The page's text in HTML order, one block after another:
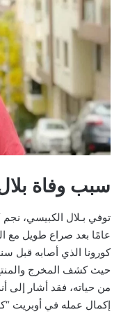
سبب وفاة
عامًا بعد صراع طويل
كورونا الذي أصابه قبل
حيث كشف المخرج
من حياته، فقد أشار إلى
إكمال عمله في أوبريت